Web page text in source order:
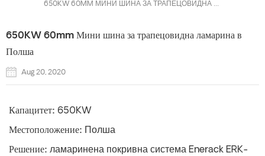
650KW 60MM МИНИ ШИНА ЗА ТРАПЕЦОВИДНА ЛАМАРИНА В ПОЛША
650KW 60mm Мини шина за трапецовидна ламарина в
Полша
Aug 20, 2020
Капацитет: 650KW
Местоположение: Полша
Решение: ламаринена покривна система Enerack ERK-